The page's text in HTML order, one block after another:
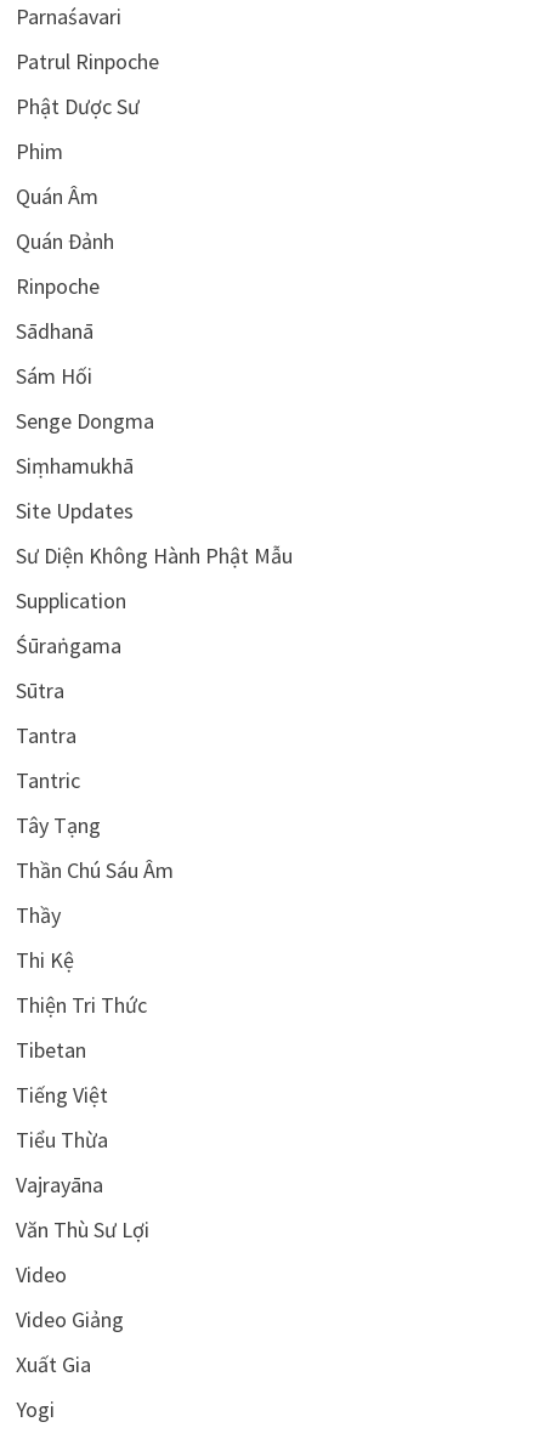
Parnaśavari
Patrul Rinpoche
Phật Dược Sư
Phim
Quán Âm
Quán Đảnh
Rinpoche
Sādhanā
Sám Hối
Senge Dongma
Siṃhamukhā
Site Updates
Sư Diện Không Hành Phật Mẫu
Supplication
Śūraṅgama
Sūtra
Tantra
Tantric
Tây Tạng
Thần Chú Sáu Âm
Thầy
Thi Kệ
Thiện Tri Thức
Tibetan
Tiếng Việt
Tiểu Thừa
Vajrayāna
Văn Thù Sư Lợi
Video
Video Giảng
Xuất Gia
Yogi